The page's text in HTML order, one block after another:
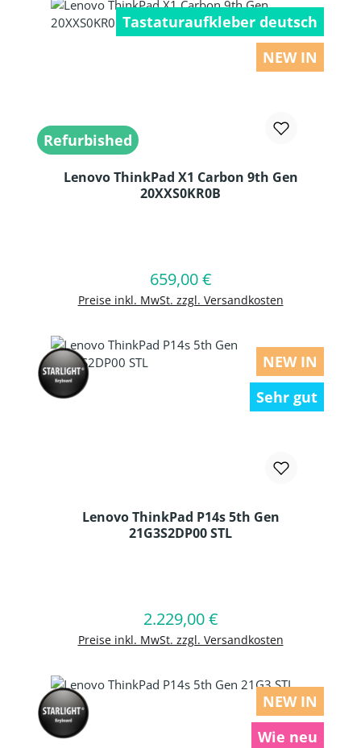
Tastaturaufkleber deutsch
NEW IN
Refurbished
Lenovo ThinkPad X1 Carbon 9th Gen
20XXS0KR0B
Regulärer Preis:
659,00 €
Preise inkl. MwSt. zzgl. Versandkosten
In den Warenkorb
NEW IN
Sehr gut
Lenovo ThinkPad P14s 5th Gen
21G3S2DP00 STL
Regulärer Preis:
2.229,00 €
Preise inkl. MwSt. zzgl. Versandkosten
In den Warenkorb
NEW IN
Wie neu